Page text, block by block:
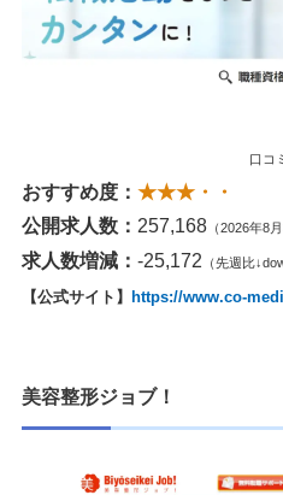
口コ
おすすめ度： ★★★・・
公開求人数： 257,168 （2026年8
求人数増減： -25,172 （先週比
【公式サイト】 https://www.co-
美容整形ジョブ！